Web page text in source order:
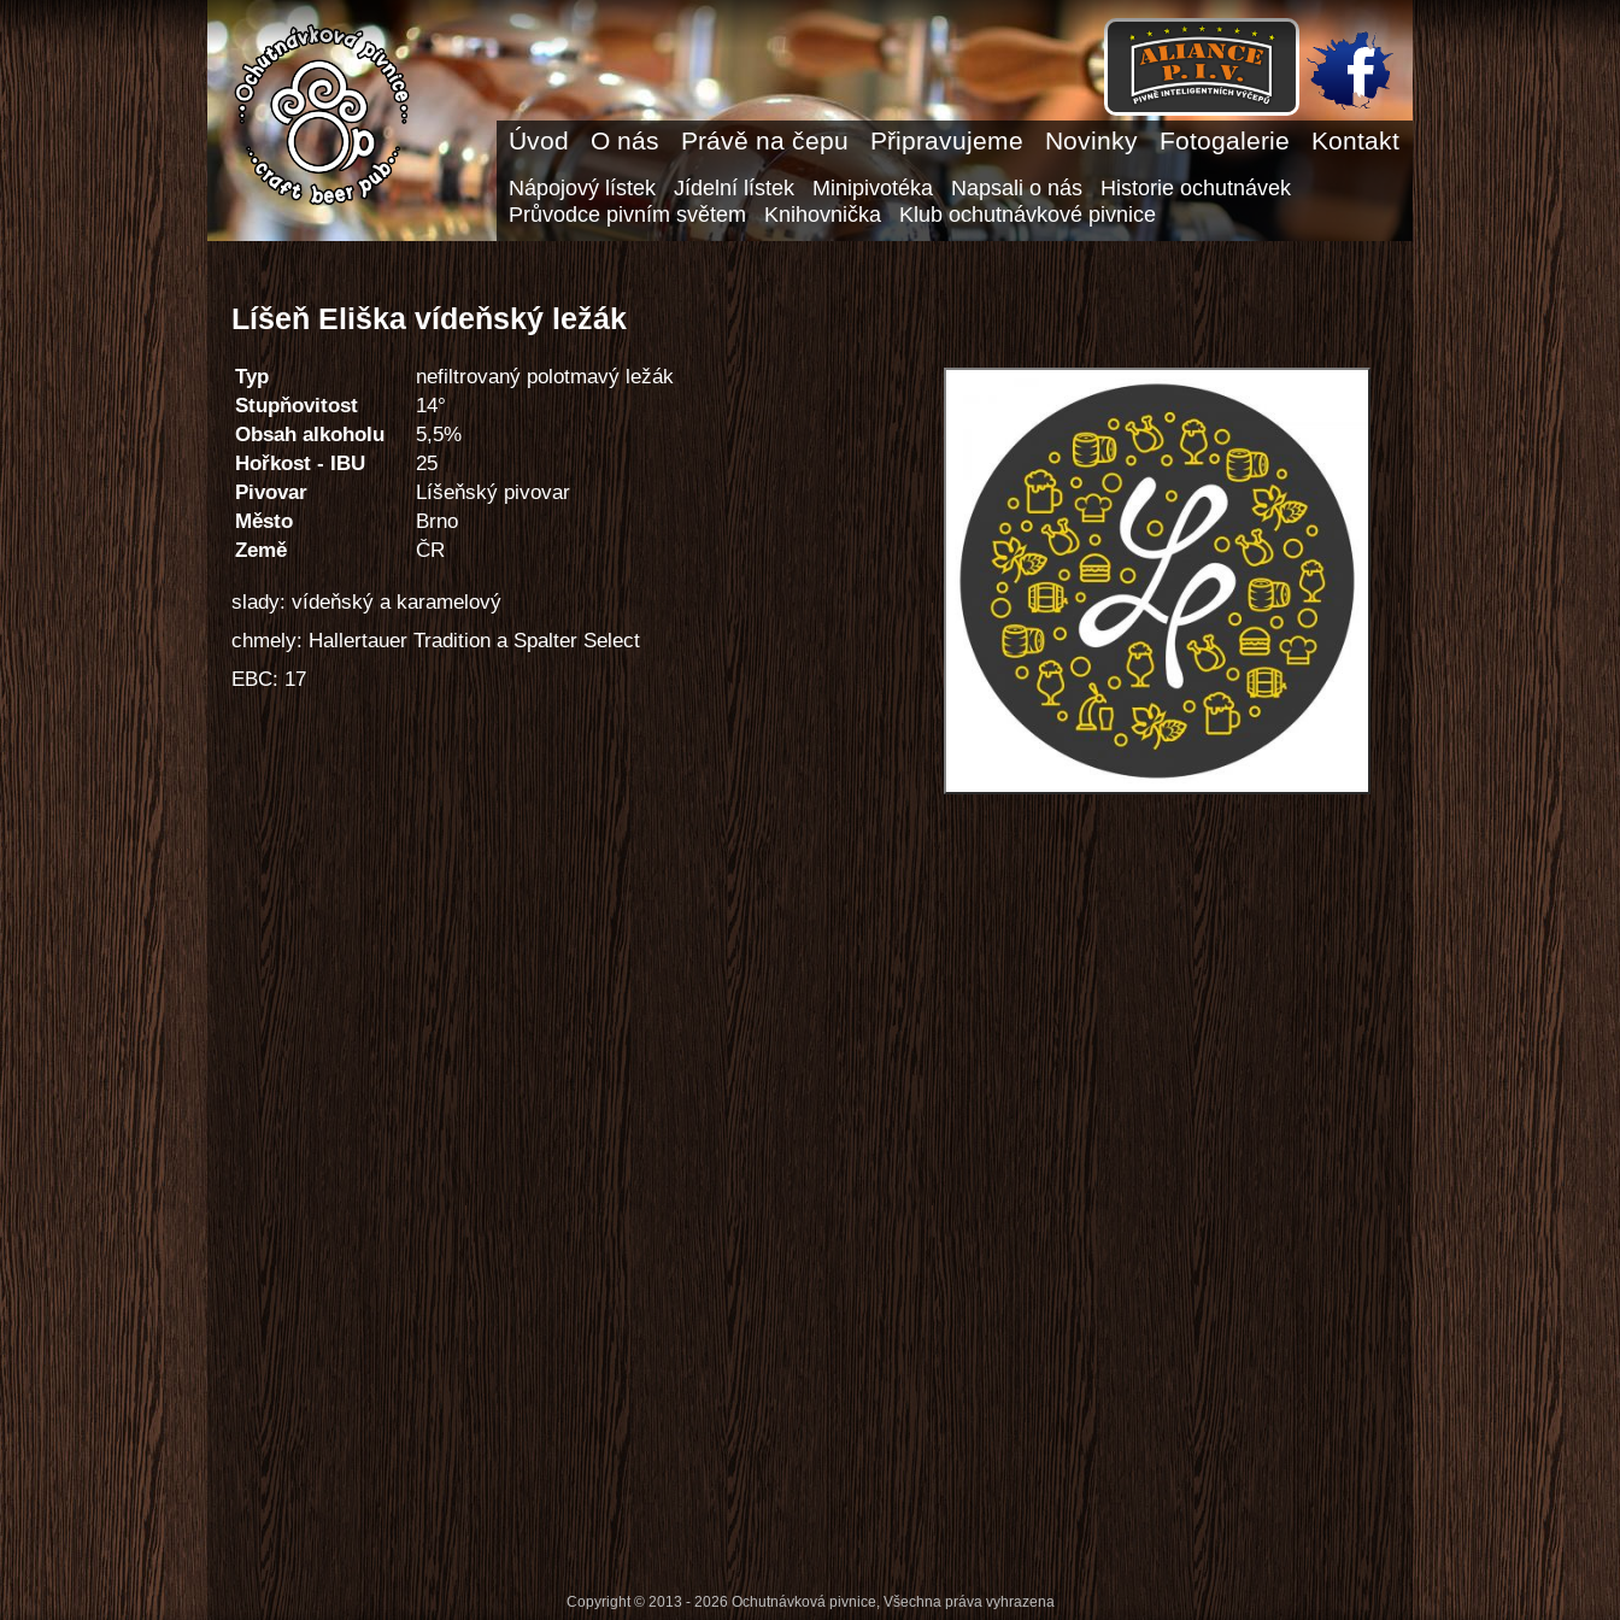
Úvod O nás Právě na čepu Připravujeme Novinky Fotogalerie Kontakt
Nápojový lístek Jídelní lístek Minipivotéka Napsali o nás
Historie ochutnávek
Průvodce pivním světem
Knihovnička Klub ochutnávkové pivnice
Líšeň Eliška vídeňský ležák
Typ
nefiltrovaný polotmavý ležák
Stupňovitost
14°
Obsah alkoholu
5,5%
Hořkost - IBU
25
Pivovar
Líšeňský pivovar
Město
Brno
Země
ČR
slady: vídeňský a karamelový
chmely: Hallertauer Tradition a Spalter Select
EBC: 17
Copyright © 2013 - 2026 Ochutnávková pivnice, Všechna práva vyhrazena